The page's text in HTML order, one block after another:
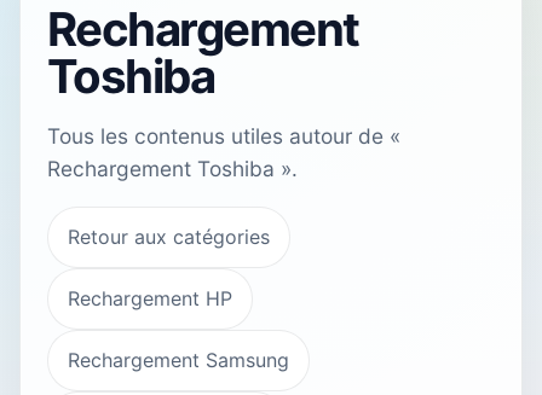
Rechargement
Toshiba
Tous les contenus utiles autour de «
Rechargement Toshiba ».
Retour aux catégories
Rechargement HP
Rechargement Samsung